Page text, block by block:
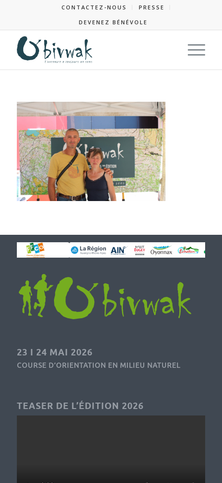
CONTACTEZ-NOUS
PRESSE
DEVENEZ BÉNÉVOLE
23 I 24 MAI 2026
COURSE D’ORIENTATION EN MILIEU NATUREL
TEASER DE L’ÉDITION 2026